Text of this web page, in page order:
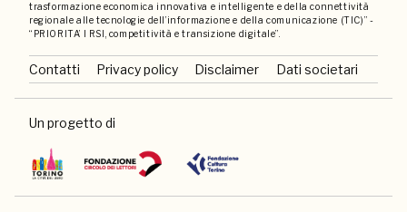
trasformazione economica innovativa e intelligente e della connettività
regionale alle tecnologie dell’informazione e della comunicazione (TIC)” -
“PRIORITA’ I RSI, competitività e transizione digitale”.
Contatti Privacy policy Disclaimer Dati societari
Un progetto di